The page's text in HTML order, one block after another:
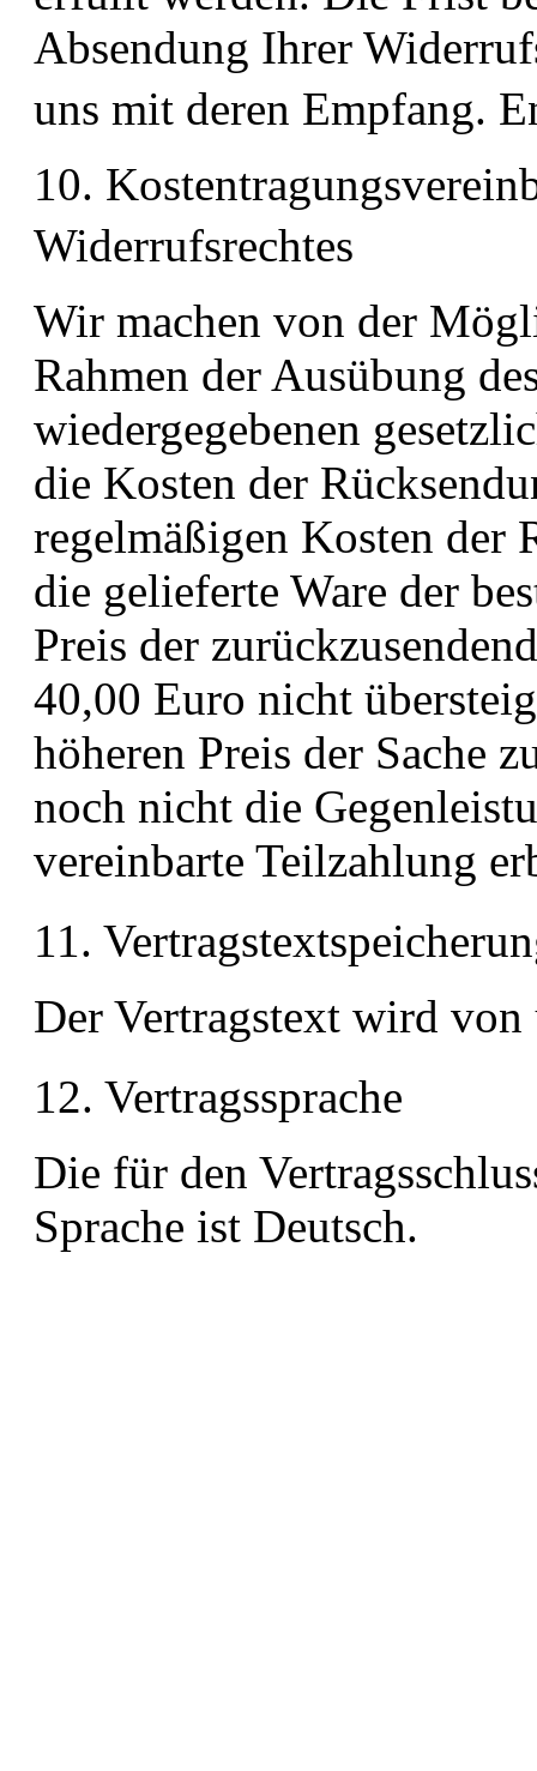
Absendung Ihrer
uns mit deren Empfang.
10.
Widerrufsrechtes
Wir machen von der
Rahmen der Ausübung
wiedergegebenen
die Kosten der
regelmäßigen Kosten der
die gelieferte Ware der
Preis der
40,00 Euro nicht
höheren Preis der Sache
noch nicht die
vereinbarte Teilzahlung
11.
Der Vertragstext wird
12. Vertragssprache
Die für den
Sprache ist Deutsch.